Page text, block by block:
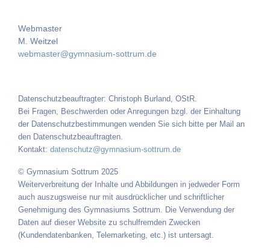
Webmaster
M. Weitzel
webmaster@gymnasium-sottrum.de
Datenschutzbeauftragter: Christoph Burland, OStR.
Bei Fragen, Beschwerden oder Anregungen bzgl. der Einhaltung
der Datenschutzbestimmungen wenden Sie sich bitte per Mail an
den Datenschutzbeauftragten.
Kontakt: datenschutz@gymnasium-sottrum.de
© Gymnasium Sottrum 2025
Weiterverbreitung der Inhalte und Abbildungen in jedweder Form
auch auszugsweise nur mit ausdrücklicher und schriftlicher
Genehmigung des Gymnasiums Sottrum. Die Verwendung der
Daten auf dieser Website zu schulfremden Zwecken
(Kundendatenbanken, Telemarketing, etc.) ist untersagt.